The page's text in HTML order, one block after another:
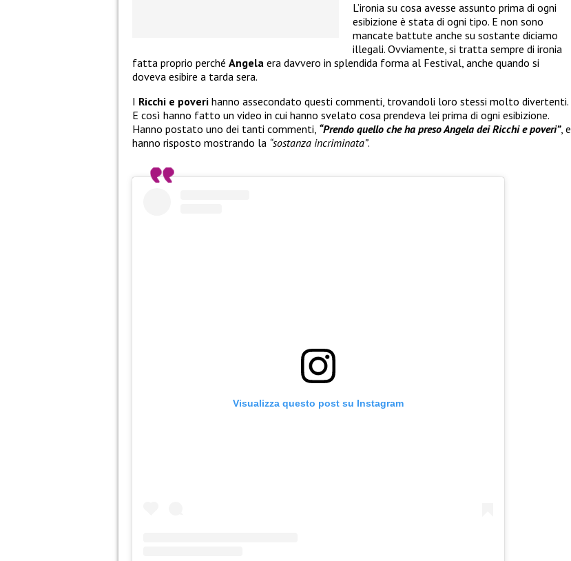
L’ironia su cosa avesse assunto prima di ogni
esibizione è stata di ogni tipo. E non sono
mancate battute anche su sostante diciamo
illegali. Ovviamente, si tratta sempre di ironia
fatta proprio perché Angela era davvero in splendida forma al Festival, anche quando si
doveva esibire a tarda sera.
I Ricchi e poveri hanno assecondato questi commenti, trovandoli loro stessi molto divertenti.
E così hanno fatto un video in cui hanno svelato cosa prendeva lei prima di ogni esibizione.
Hanno postato uno dei tanti commenti, “Prendo quello che ha preso Angela dei Ricchi e poveri”, e
hanno risposto mostrando la “sostanza incriminata”.
Visualizza questo post su Instagram